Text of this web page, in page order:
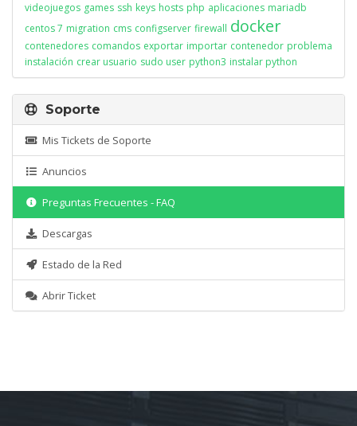
videojuegos games ssh keys hosts php aplicaciones mariadb
centos 7 migration cms configserver firewall docker
contenedores comandos exportar importar contenedor problema
instalación crear usuario sudo user python3 instalar python
Soporte
Mis Tickets de Soporte
Anuncios
Preguntas Frecuentes - FAQ
Descargas
Estado de la Red
Abrir Ticket